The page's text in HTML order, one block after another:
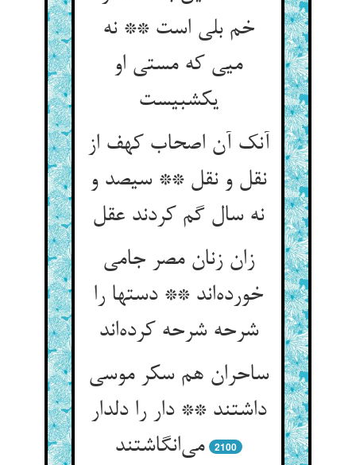
خم بلی است ** نه
میی که مستی او
یکشبیست
آنک آن اصحاب کهف از
نقل و نقل ** سیصد و
نه سال گم کردند عقل
زان زنان مصر جامی
خورده‌اند ** دستها را
شرحه شرحه کرده‌اند
ساحران هم سکر موسی
داشتند ** دار را دلدار
می‌انگاشتند
2100